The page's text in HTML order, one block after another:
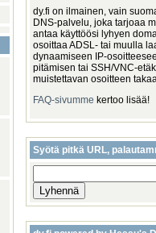
dy.fi on ilmainen, vain
DNS-palvelu, joka tarjoaa
antaa käyttöösi lyhyen
osoittaa ADSL- tai muulla
dynaamiseen IP-
pitämisen tai SSH/VNC-
muistettavan osoitteen
FAQ-sivumme kertoo lisää!
Syötä pitkä URL,